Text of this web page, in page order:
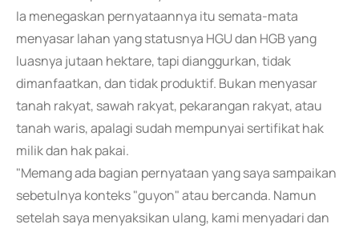
Ia menegaskan pernyataannya itu semata-mata
menyasar lahan yang statusnya HGU dan HGB yang
luasnya jutaan hektare, tapi dianggurkan, tidak
dimanfaatkan, dan tidak produktif. Bukan menyasar
tanah rakyat, sawah rakyat, pekarangan rakyat, atau
tanah waris, apalagi sudah mempunyai sertifikat hak
milik dan hak pakai.
"Memang ada bagian pernyataan yang saya sampaikan
sebetulnya konteks "guyon" atau bercanda. Namun
setelah saya menyaksikan ulang, kami menyadari dan